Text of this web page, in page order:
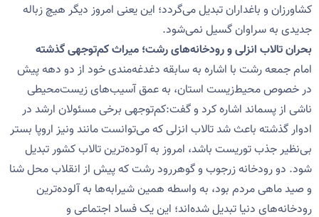
کشاورزان و باغداران تبدیل می‌گردد؛ این یعنی امروز دیگر هیچ زباله
جدیدی به سراوان گسیل نمی‌شود.
بحران تالاب انزلی و رودخانه‌های رشت؛ میراث کم‌توجهی گذشته
امام جمعه رشت با اشاره به سابقه دغدغه‌مندی خود از دو دهه پیش
در خصوص محیط‌زیست استان، به عمق آسیب‌های زیست‌محیطی
ناشی از پسماند اشاره کرد و گفت:کم‌توجهی برخی مسئولان ارشد در
ادوار گذشته باعث شد تالاب انزلی که می‌توانست مانند ونیز اروپا بستر
بی‌نظیر جذب توریست باشد، امروز به آلوده‌ترین تالاب کشور تبدیل
شود. دو رودخانه زرجوب و گوهررود رشت که پیش از انقلاب محل شنا
و صید ماهی مردم بود، به واسطه همین شیرابه‌ها به آلوده‌ترین
رودخانه‌های دنیا تبدیل شده‌اند؛ این یک فساد اجتماعی و